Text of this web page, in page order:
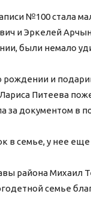
№100 стала
и Эркелей
были немало
рождении и
Питеева
за документом в
в семье, у нее еще
района Михаил
семье